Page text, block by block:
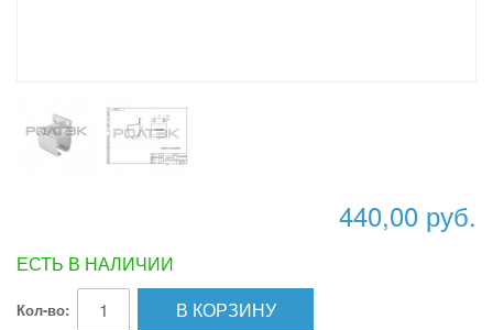
440,00 руб.
ЕСТЬ В НАЛИЧИИ
Кол-во: В КОРЗИНУ